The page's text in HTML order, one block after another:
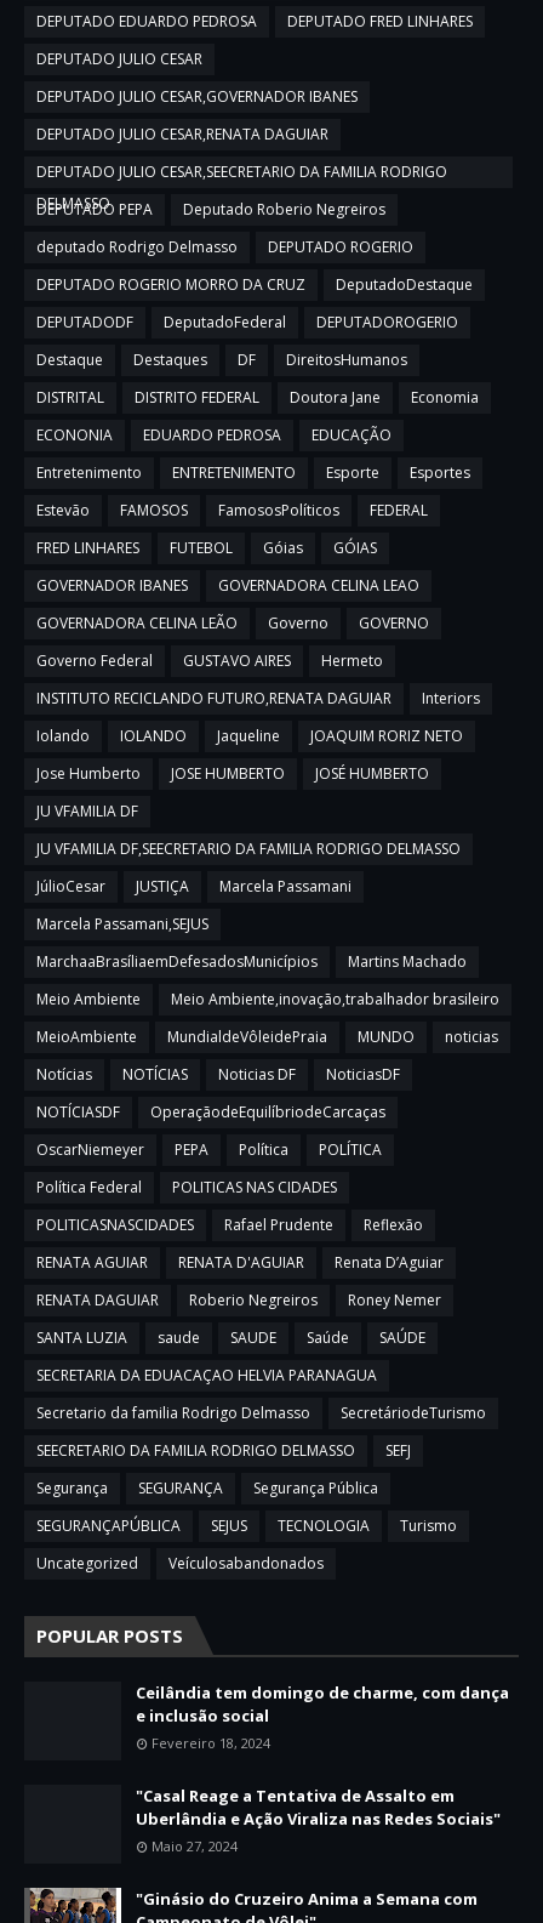
DEPUTADO EDUARDO PEDROSA
DEPUTADO FRED LINHARES
DEPUTADO JULIO CESAR
DEPUTADO JULIO CESAR,GOVERNADOR IBANES
DEPUTADO JULIO CESAR,RENATA DAGUIAR
DEPUTADO JULIO CESAR,SEECRETARIO DA FAMILIA RODRIGO
DELMASSO
DEPUTADO PEPA
Deputado Roberio Negreiros
deputado Rodrigo Delmasso
DEPUTADO ROGERIO
DEPUTADO ROGERIO MORRO DA CRUZ
DeputadoDestaque
DEPUTADODF
DeputadoFederal
DEPUTADOROGERIO
Destaque
Destaques DF
DireitosHumanos
DISTRITAL
DISTRITO FEDERAL Doutora Jane
Economia
ECONONIA
EDUARDO PEDROSA
EDUCAÇÃO
Entretenimento
ENTRETENIMENTO Esporte
Esportes
Estevão
FAMOSOS FamososPolíticos
FEDERAL
FRED LINHARES
FUTEBOL Góias
GÓIAS
GOVERNADOR IBANES
GOVERNADORA CELINA LEAO
GOVERNADORA CELINA LEÃO
Governo
GOVERNO
Governo Federal
GUSTAVO AIRES
Hermeto
INSTITUTO RECICLANDO FUTURO,RENATA DAGUIAR
Interiors
Iolando
IOLANDO Jaqueline
JOAQUIM RORIZ NETO
Jose Humberto
JOSE HUMBERTO
JOSÉ HUMBERTO
JU VFAMILIA DF
JU VFAMILIA DF,SEECRETARIO DA FAMILIA RODRIGO DELMASSO
JúlioCesar
JUSTIÇA
Marcela Passamani
Marcela Passamani,SEJUS
MarchaaBrasíliaemDefesadosMunicípios
Martins Machado
Meio Ambiente
Meio Ambiente,inovação,trabalhador brasileiro
MeioAmbiente
MundialdeVôleidePraia MUNDO
noticias
Notícias
NOTÍCIAS Noticias DF
NoticiasDF
NOTÍCIASDF
OperaçãodeEquilíbriodeCarcaças
OscarNiemeyer
PEPA Política
POLÍTICA
Política Federal
POLITICAS NAS CIDADES
POLITICASNASCIDADES
Rafael Prudente
Reflexão
RENATA AGUIAR
RENATA D'AGUIAR
Renata D’Aguiar
RENATA DAGUIAR
Roberio Negreiros
Roney Nemer
SANTA LUZIA
saude SAUDE Saúde
SAÚDE
SECRETARIA DA EDUACAÇAO HELVIA PARANAGUA
Secretario da familia Rodrigo Delmasso
SecretáriodeTurismo
SEECRETARIO DA FAMILIA RODRIGO DELMASSO
SEFJ
Segurança
SEGURANÇA
Segurança Pública
SEGURANÇAPÚBLICA
SEJUS TECNOLOGIA
Turismo
Uncategorized
Veículosabandonados
POPULAR POSTS
Ceilândia tem domingo de charme, com dança
e inclusão social
Fevereiro 18, 2024
"Casal Reage a Tentativa de Assalto em
Uberlândia e Ação Viraliza nas Redes Sociais"
Maio 27, 2024
"Ginásio do Cruzeiro Anima a Semana com